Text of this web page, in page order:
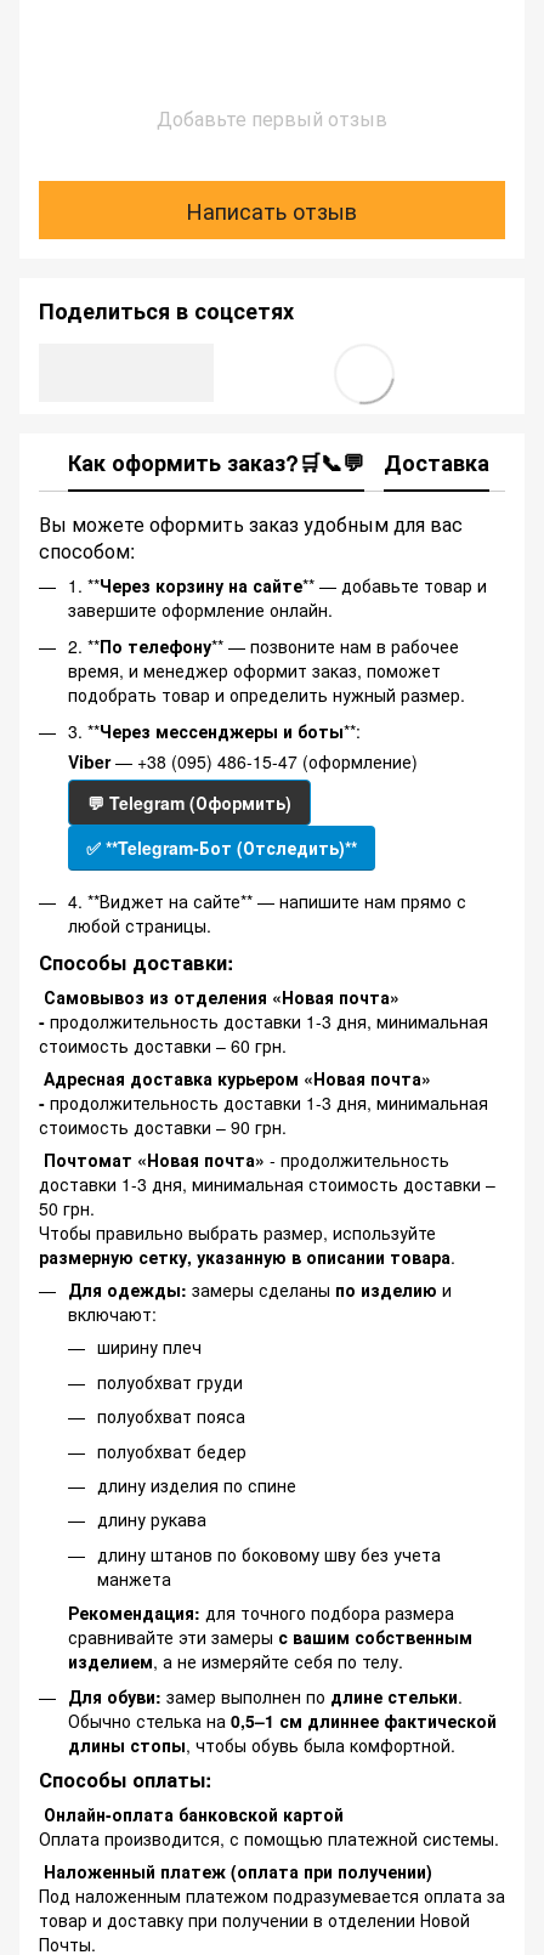
Добавьте первый отзыв
Написать отзыв
Поделиться в соцсетях
Как оформить заказ?🛒📞💬 Доставка
Вы можете оформить заказ удобным для вас
способом:
1. **Через корзину на сайте** — добавьте товар и
завершите оформление онлайн.
2. **По телефону** — позвоните нам в рабочее
время, и менеджер оформит заказ, поможет
подобрать товар и определить нужный размер.
3. **Через мессенджеры и боты**:
Viber— +38 (095) 486-15-47 (оформление)
💬 Telegram (Оформить)
✅ **Telegram-Бот (Отследить)**
4. **Виджет на сайте** — напишите нам прямо с
любой страницы.
Способы доставки:
Самовывоз из отделения «Новая почта»
- продолжительность доставки 1-3 дня, минимальная
стоимость доставки – 60 грн.
Адресная доставка курьером «Новая почта»
- продолжительность доставки 1-3 дня, минимальная
стоимость доставки – 90 грн.
Почтомат «Новая почта» - продолжительность
доставки 1-3 дня, минимальная стоимость доставки –
50 грн.
Чтобы правильно выбрать размер, используйте
размерную сетку, указанную в описании товара.
Для одежды: замеры сделаны по изделию и
включают:
ширину плеч
полуобхват груди
полуобхват пояса
полуобхват бедер
длину изделия по спине
длину рукава
длину штанов по боковому шву без учета
манжета
Рекомендация: для точного подбора размера
сравнивайте эти замеры с вашим собственным
изделием, а не измеряйте себя по телу.
Для обуви: замер выполнен по длине стельки.
Обычно стелька на 0,5–1 см длиннее фактической
длины стопы, чтобы обувь была комфортной.
Способы оплаты:
Онлайн-оплата банковской картой
Оплата производится, с помощью платежной системы.
Наложенный платеж (оплата при получении)
Под наложенным платежом подразумевается оплата за
товар и доставку при получении в отделении Новой
Почты.